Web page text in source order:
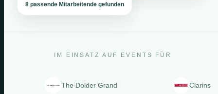
8 passende Mitarbeitende gefunden
IM EINSATZ AUF EVENTS FÜR
The Dolder Grand Clarins